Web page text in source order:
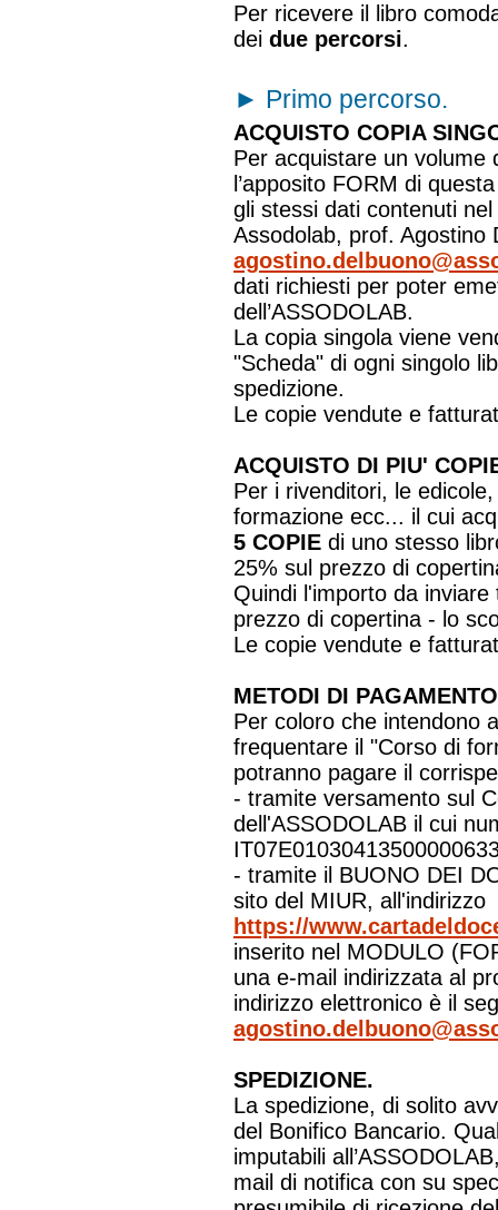
Per ricevere il libro
dei due percorsi.
► Primo percorso.
ACQUISTO COPIA
Per acquistare un volume
l’apposito FORM di
gli stessi dati contenuti
Assodolab, prof. Agostino
dati richiesti per poter
dell’ASSODOLAB.
La copia singola viene
"Scheda" di ogni singolo
spedizione.
Le copie vendute e
ACQUISTO DI PIU'
Per i rivenditori, le
formazione ecc... il cui
5 COPIE di uno stesso
25% sul prezzo di
Quindi l'importo da
prezzo di copertina - lo
Le copie vendute e
METODI DI
Per coloro che intendono
frequentare il "Corso di
potranno pagare il
- tramite versamento sul
dell'ASSODOLAB il cui
- tramite il BUONO DEI
sito del MIUR, all'indirizzo
https://
inserito nel MODULO
una e-mail indirizzata al
indirizzo elettronico è il
SPEDIZIONE.
La spedizione, di solito
del Bonifico Bancario.
imputabili
mail di notifica con su